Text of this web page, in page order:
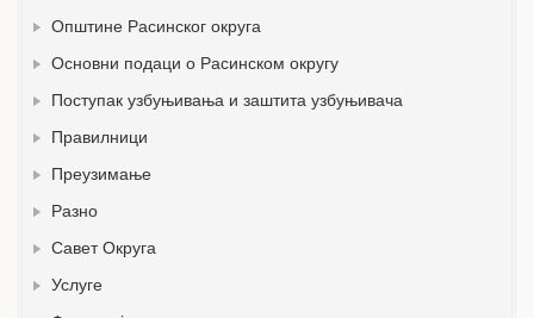
Општине Расинског округа
Основни подаци о Расинском округу
Поступак узбуњивања и заштита узбуњивача
Правилници
Преузимање
Разно
Савет Округа
Услуге